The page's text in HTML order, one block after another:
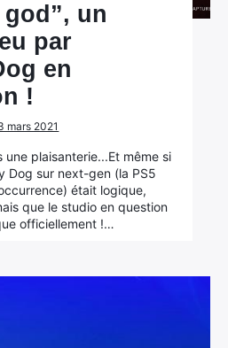
god”, un
par
en
!
mars 2021
une plaisanterie...Et même si
Dog sur next-gen (la PS5
était logique,
que le studio en question
officiellement !…